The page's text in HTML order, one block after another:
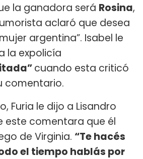
la ganadora será Rosina,
aclaró que desea
argentina”. Isabel le
la expolicía
cuando esta criticó
comentario.
Furia le dijo a Lisandro
este comentara que él
de Virginia. “Te hacés
el tiempo hablás por